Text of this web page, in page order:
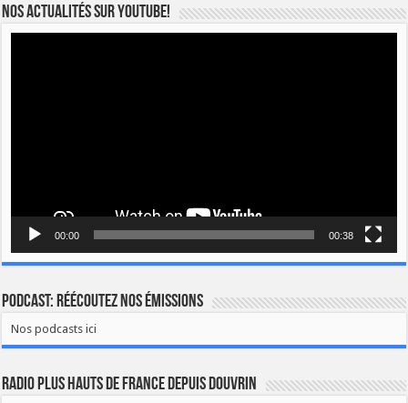
Nos actualités sur YOUTUBE!
00:00 00:38
Podcast: Réécoutez nos émissions
Nos podcasts ici
Radio Plus Hauts de France depuis Douvrin